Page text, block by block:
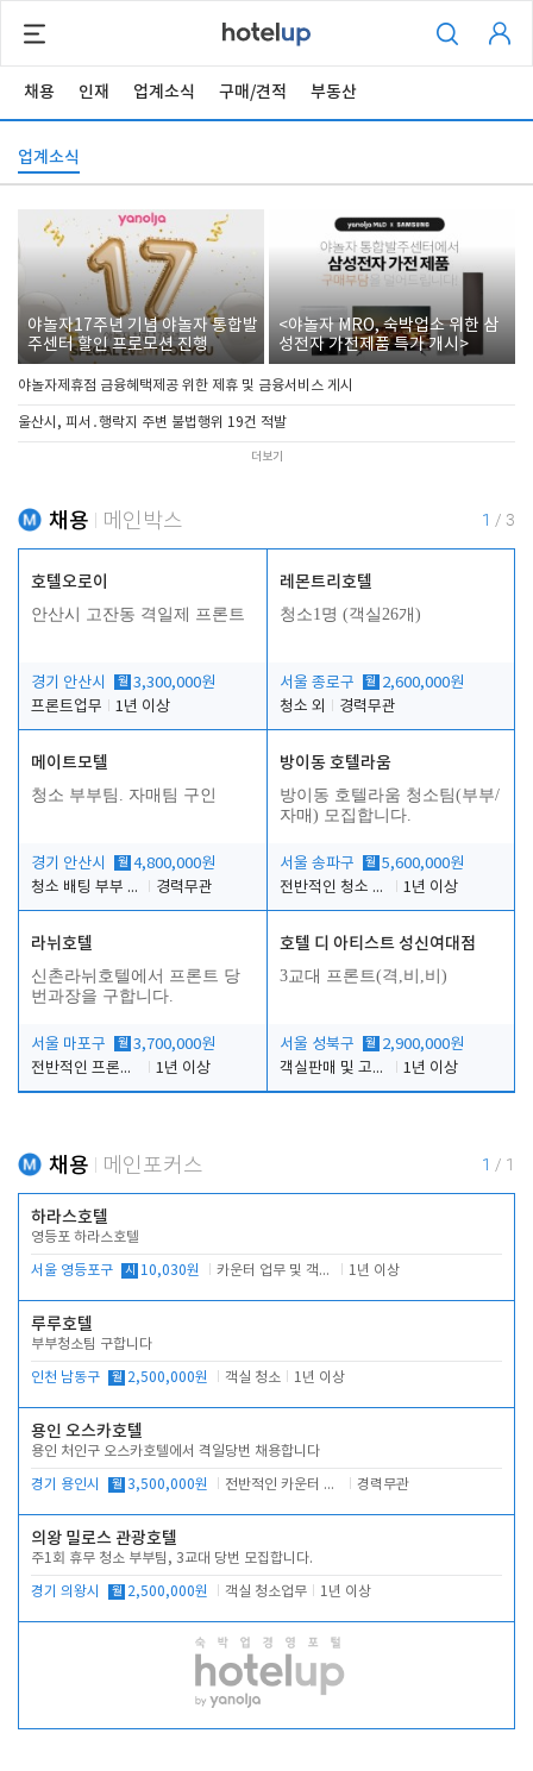
채용 인재 업계소식 구매/견적 부동산
업계소식
야놀자17주년 기념 야놀자 통합발
주센터 할인 프로모션 진행
<야놀자 MRO, 숙박업소 위한 삼
성전자 가전제품 특가 개시>
야놀자제휴점 금융혜택제공 위한 제휴 및 금융서비스 게시
울산시, 피서․행락지 주변 불법행위 19건 적발
더보기
채용 메인박스 1 / 3
호텔오로이
안산시 고잔동 격일제 프론트
경기 안산시 월 3,300,000원
프론트업무
1년 이상
레몬트리호텔
청소1명 (객실26개)
서울 종로구 월 2,600,000원
청소 외
경력무관
메이트모텔
청소 부부팀. 자매팀 구인
경기 안산시 월 4,800,000원
청소 배팅 부부 구합니다
경력무관
방이동 호텔라움
방이동 호텔라움 청소팀(부부/
자매) 모집합니다.
서울 송파구 월 5,600,000원
전반적인 청소 업무(객실청소.객실정리)
1년 이상
라뉘호텔
신촌라뉘호텔에서 프론트 당
번과장을 구합니다.
서울 마포구 월 3,700,000원
전반적인 프론트 당번업무
1년 이상
호텔 디 아티스트 성신여대점
3교대 프론트(격,비,비)
서울 성북구 월 2,900,000원
객실판매 및 고객응대
1년 이상
채용 메인포커스 1 / 1
하라스호텔
영등포 하라스호텔
서울 영등포구 시 10,030원 카운터 업무 및 객실관리(청소상태 확인, 객실판매) 1년 이상
루루호텔
부부청소팀 구합니다
인천 남동구 월 2,500,000원 객실 청소 1년 이상
용인 오스카호텔
용인 처인구 오스카호텔에서 격일당번 채용합니다
경기 용인시 월 3,500,000원 전반적인 카운터 업무 경력무관
의왕 밀로스 관광호텔
주1회 휴무 청소 부부팀, 3교대 당번 모집합니다.
경기 의왕시 월 2,500,000원 객실 청소업무 1년 이상